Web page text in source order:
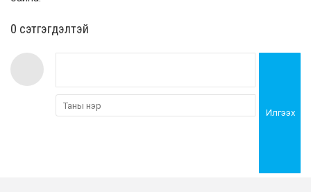
0 cэтгэгдэлтэй
Илгээх